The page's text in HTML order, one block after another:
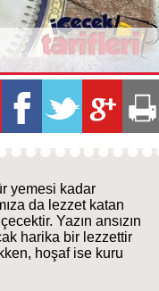
yemesi kadar
da lezzet katan
Yazın ansızın
harika bir lezzettir
hoşaf ise kuru